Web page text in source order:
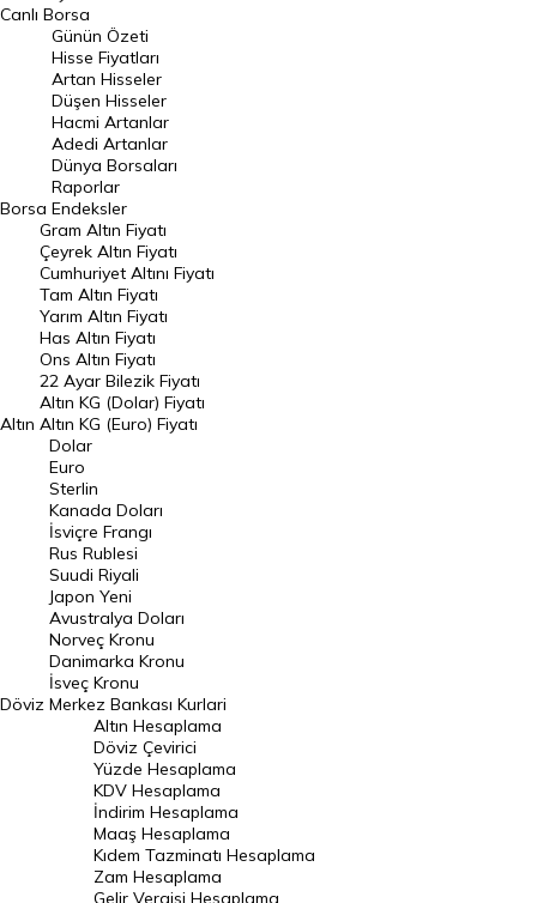
BIST 100 Hisseleri
En Çok Artan Hisseler
En Çok Düşen Hisseler
Hacmi Artanlar
Geçmiş Kapanışlar
Dünya Borsaları
Raporlar
Endeksler
DÖVİZ
Döviz Kuru
Dolar Kuru
Euro Kuru
Pound Kuru
Frank Kuru
Riyal Kuru
Avustralya Doları
Danimarka Kronu Kuru
Kanada Doları Kuru
Norveç Kronu Kuru
İsveç Kronu Kuru
Japon Yeni Kuru
Serbest Piyasa Döviz Kurları
Merkez Bankası Döviz Kurları
Canlı Borsa
Borsa
Günün Özeti
Hisse Fiyatları
Artan Hisseler
Düşen Hisseler
Hacmi Artanlar
Adedi Artanlar
Dünya Borsaları
Raporlar
Endeksler
Altın
Gram Altın Fiyatı
Çeyrek Altın Fiyatı
Cumhuriyet Altını Fiyatı
Tam Altın Fiyatı
Yarım Altın Fiyatı
Has Altın Fiyatı
Ons Altın Fiyatı
22 Ayar Bilezik Fiyatı
Altın KG (Dolar) Fiyatı
Altın KG (Euro) Fiyatı
Döviz
Dolar
Euro
Sterlin
Kanada Doları
İsviçre Frangı
Rus Rublesi
Suudi Riyali
Japon Yeni
Avustralya Doları
Norveç Kronu
Danimarka Kronu
İsveç Kronu
Merkez Bankası Kurlari
Altın Hesaplama
Döviz Çevirici
Yüzde Hesaplama
KDV Hesaplama
İndirim Hesaplama
Maaş Hesaplama
Kıdem Tazminatı Hesaplama
Zam Hesaplama
Gelir Vergisi Hesaplama